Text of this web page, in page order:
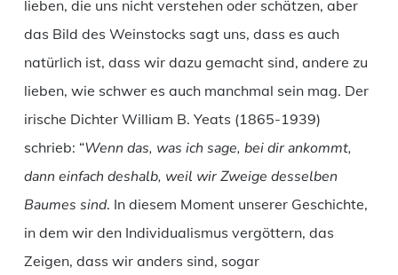
lieben, die uns nicht verstehen oder schätzen, aber
das Bild des Weinstocks sagt uns, dass es auch
natürlich ist, dass wir dazu gemacht sind, andere zu
lieben, wie schwer es auch manchmal sein mag. Der
irische Dichter William B. Yeats (1865-1939)
schrieb: “Wenn das, was ich sage, bei dir ankommt,
dann einfach deshalb, weil wir Zweige desselben
Baumes sind. In diesem Moment unserer Geschichte,
in dem wir den Individualismus vergöttern, das
Zeigen, dass wir anders sind, sogar